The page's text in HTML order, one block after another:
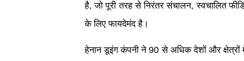
है, जो पूरी तरह से निरंतर संचालन, स्वचालित
के लिए फायदेमंद है।
हेनान डूइंग कंपनी ने 90 से अधिक देशों और क्षेत्रों